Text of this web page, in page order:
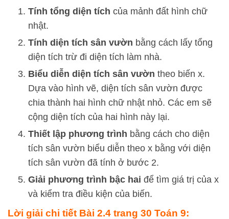
Tính tổng diện tích của mảnh đất hình chữ
nhật.
Tính diện tích sân vườn bằng cách lấy tổng
diện tích trừ đi diện tích làm nhà.
Biểu diễn diện tích sân vườn theo biến x.
Dựa vào hình vẽ, diện tích sân vườn được
chia thành hai hình chữ nhật nhỏ. Các em sẽ
cộng diện tích của hai hình này lại.
Thiết lập phương trình bằng cách cho diện
tích sân vườn biểu diễn theo x bằng với diện
tích sân vườn đã tính ở bước 2.
Giải phương trình bậc hai để tìm giá trị của x
và kiểm tra điều kiện của biến.
Lời giải chi tiết Bài 2.4 trang 30 Toán 9: